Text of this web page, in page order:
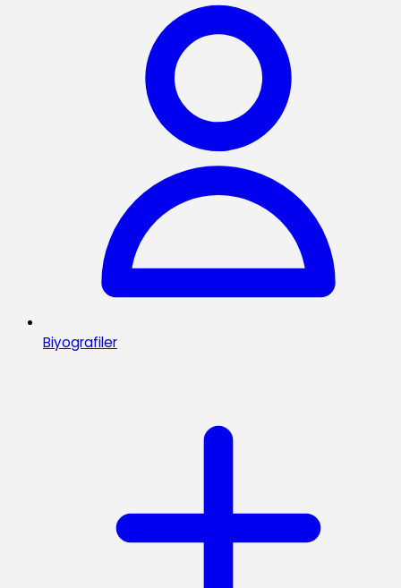
Biyografiler